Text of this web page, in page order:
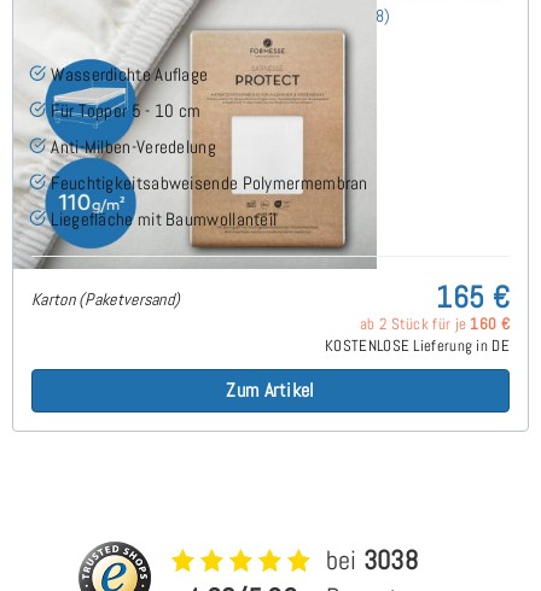
130x180 cm
(8)
Wasserdichte Auflage
Für Topper 5 - 10 cm
Anti-Milben-Veredelung
Feuchtigkeitsabweisende Polymermembran
Liegefläche mit Baumwollanteil
Karton (Paketversand) 165 €
ab 2 Stück für je 160 €
KOSTENLOSE Lieferung in DE
Zum Artikel
bei 3038